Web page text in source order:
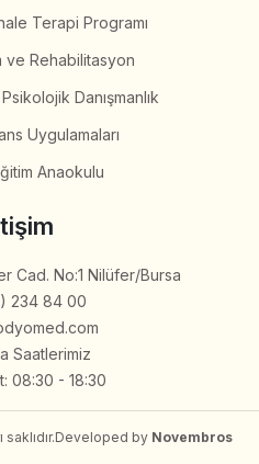
Terapi Programı
ve Rehabilitasyon
Danışmanlık
Uygulamaları
Anaokulu
Cad. No:1 Nilüfer/Bursa
234 84 00
Saatlerimiz
08:30 - 18:30
Developed by Novembros